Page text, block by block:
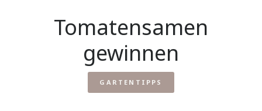
Tomatensamen
gewinnen
GARTENTIPPS